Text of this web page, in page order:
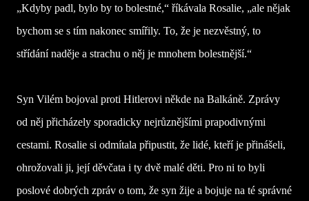
„Kdyby padl, bylo by to bolestné,“ říkávala Rosalie, „ale nějak
bychom se s tím nakonec smířily. To, že je nezvěstný, to
střídání naděje a strachu o něj je mnohem bolestnější.“
Syn Vilém bojoval proti Hitlerovi někde na Balkáně. Zprávy
od něj přicházely sporadicky nejrůznějšími prapodivnými
cestami. Rosalie si odmítala připustit, že lidé, kteří je přinášeli,
ohrožovali ji, její děvčata i ty dvě malé děti. Pro ni to byli
poslové dobrých zpráv o tom, že syn žije a bojuje na té správné